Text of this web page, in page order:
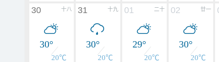
十八
30
30°
20℃
十九
31
30°
20℃
二十
01
29°
20℃
廿一
02
30°
20℃